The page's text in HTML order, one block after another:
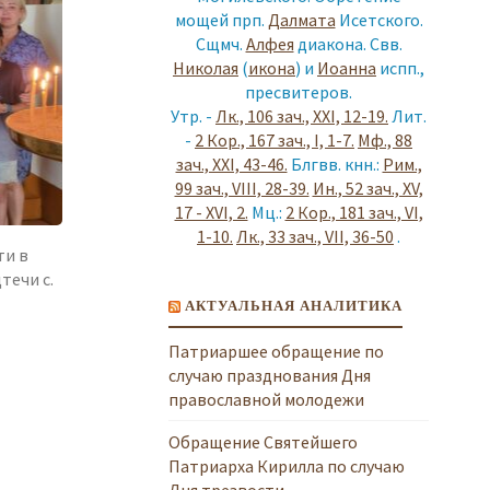
в
с.
мощей прп. Далмата Исетского.
Сщмч. Алфея диакона. Свв.
Николая (икона) и Иоанна испп.,
пресвитеров.
Утр. - Лк., 106 зач., XXI, 12-19. Лит.
- 2 Кор., 167 зач., I, 1-7. Мф., 88
зач., XXI, 43-46. Блгвв. кнн.: Рим.,
99 зач., VIII, 28-39. Ин., 52 зач., XV,
17 - XVI, 2. Мц.: 2 Кор., 181 зач., VI,
1-10. Лк., 33 зач., VII, 36-50 .
АКТУАЛЬНАЯ АНАЛИТИКА
Патриаршее обращение по
случаю празднования Дня
православной молодежи
Обращение Святейшего
Патриарха Кирилла по случаю